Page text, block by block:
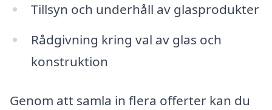
Tillsyn och underhåll av glasprodukter
Rådgivning kring val av glas och
konstruktion
Genom att samla in flera offerter kan du